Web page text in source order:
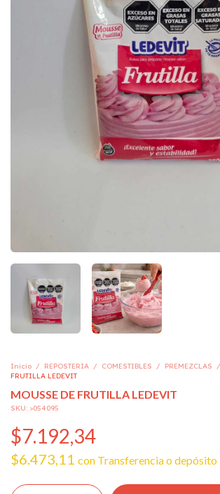
Inicio / REPOSTERIA / COMESTIBLES / PREMEZCLAS /
FRUTILLA LEDEVIT
MOUSSE DE FRUTILLA LEDEVIT
SKU: >054095
$7.192,34
$6.473,11 con Transferencia o